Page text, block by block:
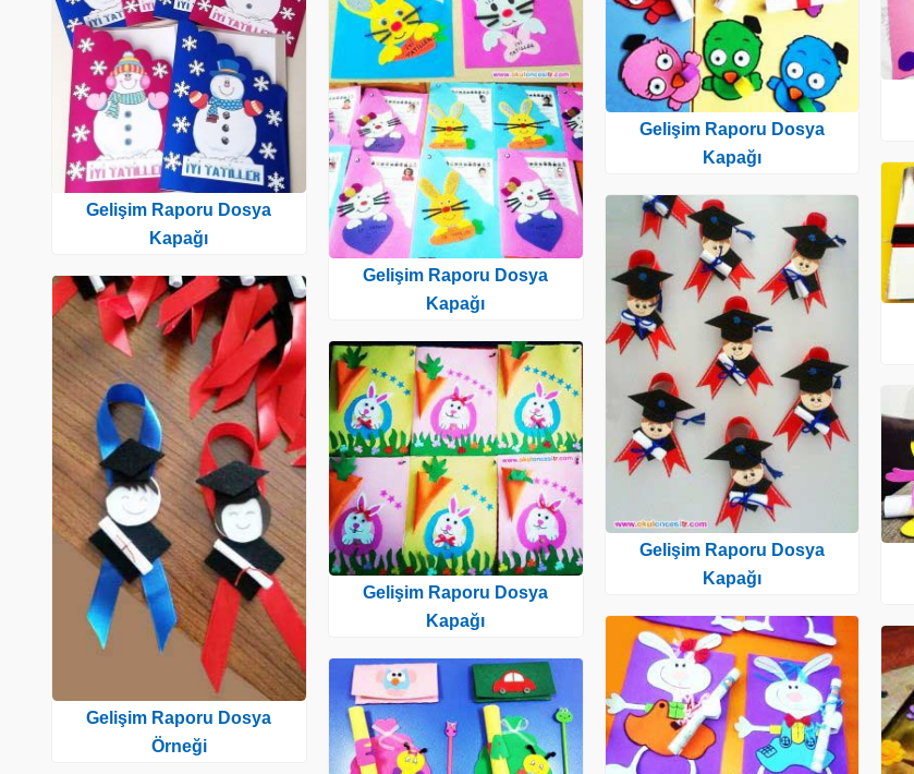
Gelişim Raporu Dosya
Kapağı
Gelişim Raporu Dosya
Örneği
Gelişim Raporu Dosya
Kapağı
Gelişim Raporu Dosya
Kapağı
Gelişim Raporu Dosya
Kapağı
Gelişim Raporu Dosya
Kapağı